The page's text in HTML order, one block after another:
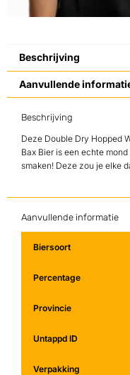
Beschrijving
Aanvullende
Beschrijving
Deze Double Dry Hopped
Bax Bier is een echte
smaken! Deze zou je elke
Aanvullende informatie
Biersoort
Percentage
Provincie
Untappd ID
Verpakking